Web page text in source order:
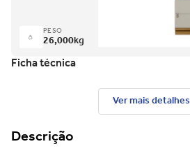
PESO
26,000kg
Ficha técnica
Ver mais detalhes
Descrição